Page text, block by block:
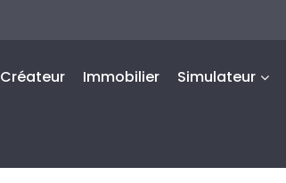
Créateur Immobilier Simulateur